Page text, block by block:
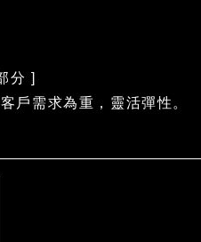
分 ]
戶需求為重，靈活彈性。